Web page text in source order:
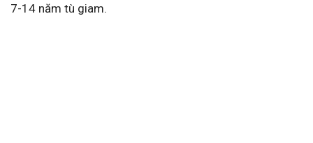
7-14 năm tù giam.